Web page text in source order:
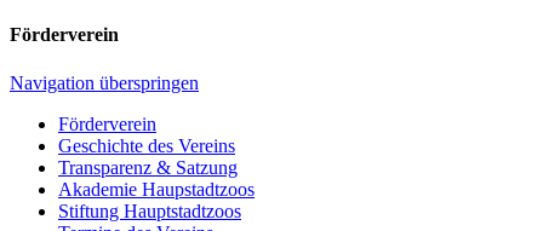
Förderverein
Navigation überspringen
Förderverein
Geschichte des Vereins
Transparenz & Satzung
Akademie Haupstadtzoos
Stiftung Hauptstadtzoos